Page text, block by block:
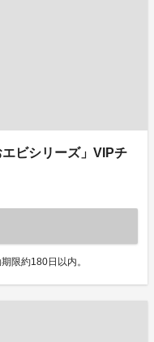
ビシリーズ」VIPチ
限約180日以内。